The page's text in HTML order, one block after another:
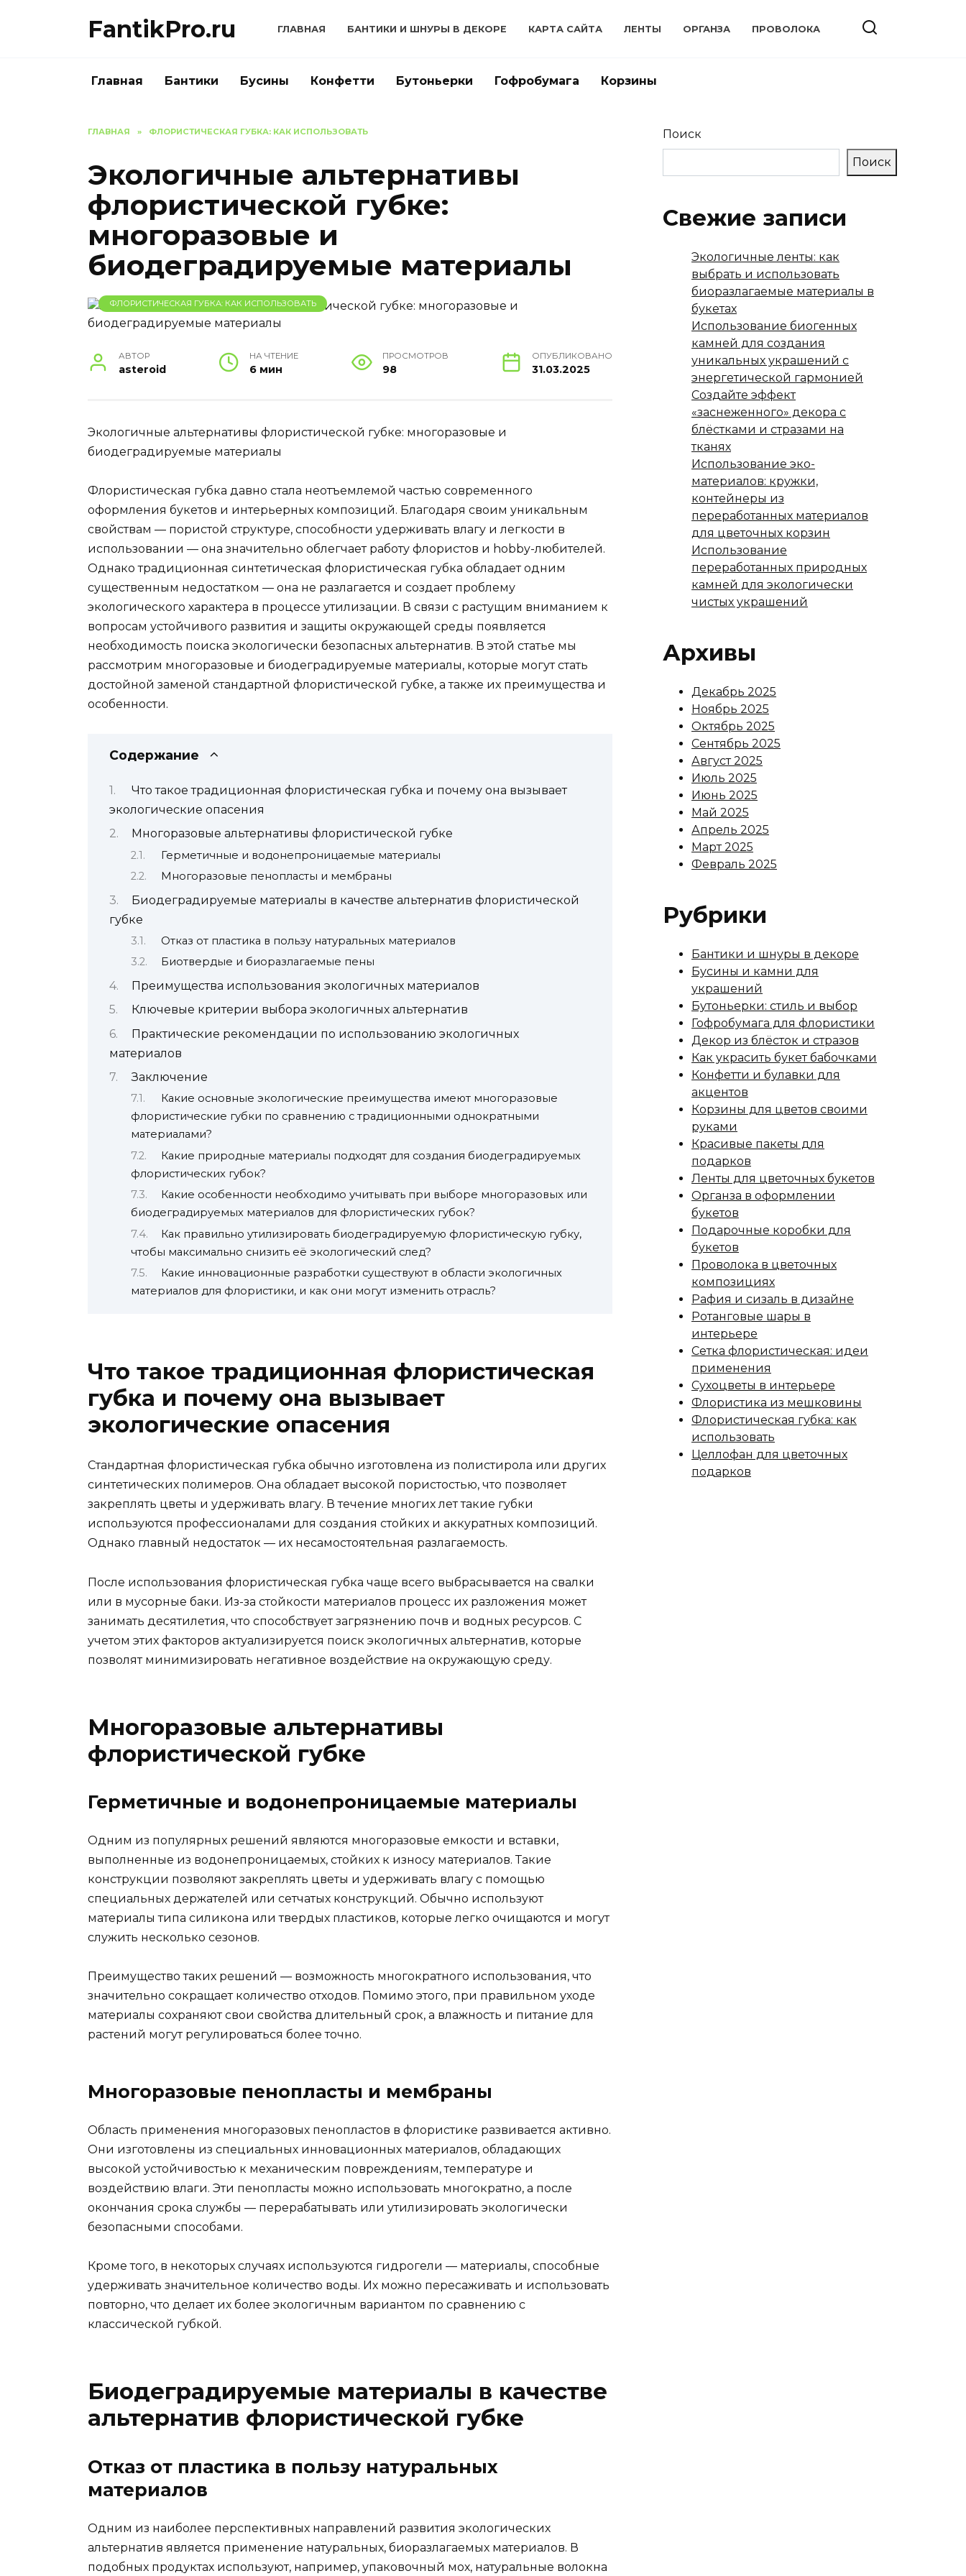
FantikPro.ru ГЛАВНАЯ БАНТИКИ И ШНУРЫ В ДЕКОРЕ КАРТА САЙТА ЛЕНТЫ ОРГАНЗА ПРОВОЛОКА
Главная Бантики Бусины Конфетти Бутоньерки Гофробумага Корзины
ГЛАВНАЯ » ФЛОРИСТИЧЕСКАЯ ГУБКА: КАК ИСПОЛЬЗОВАТЬ
Экологичные альтернативы
флористической губке:
многоразовые и
биодеградируемые материалы
ФЛОРИСТИЧЕСКАЯ ГУБКА: КАК ИСПОЛЬЗОВАТЬ
АВТОР
asteroid
НА ЧТЕНИЕ
6 мин
ПРОСМОТРОВ
98
ОПУБЛИКОВАНО
31.03.2025
Экологичные альтернативы флористической губке: многоразовые и
биодеградируемые материалы
Флористическая губка давно стала неотъемлемой частью современного
оформления букетов и интерьерных композиций. Благодаря своим уникальным
свойствам — пористой структуре, способности удерживать влагу и легкости в
использовании — она значительно облегчает работу флористов и hobby-любителей.
Однако традиционная синтетическая флористическая губка обладает одним
существенным недостатком — она не разлагается и создает проблему
экологического характера в процессе утилизации. В связи с растущим вниманием к
вопросам устойчивого развития и защиты окружающей среды появляется
необходимость поиска экологически безопасных альтернатив. В этой статье мы
рассмотрим многоразовые и биодеградируемые материалы, которые могут стать
достойной заменой стандартной флористической губке, а также их преимущества и
особенности.
Содержание
Что такое традиционная флористическая губка и почему она вызывает
экологические опасения
Многоразовые альтернативы флористической губке
Герметичные и водонепроницаемые материалы
Многоразовые пенопласты и мембраны
Биодеградируемые материалы в качестве альтернатив флористической
губке
Отказ от пластика в пользу натуральных материалов
Биотвердые и биоразлагаемые пены
Преимущества использования экологичных материалов
Ключевые критерии выбора экологичных альтернатив
Практические рекомендации по использованию экологичных
материалов
Заключение
Какие основные экологические преимущества имеют многоразовые
флористические губки по сравнению с традиционными однократными
материалами?
Какие природные материалы подходят для создания биодеградируемых
флористических губок?
Какие особенности необходимо учитывать при выборе многоразовых или
биодеградируемых материалов для флористических губок?
Как правильно утилизировать биодеградируемую флористическую губку,
чтобы максимально снизить её экологический след?
Какие инновационные разработки существуют в области экологичных
материалов для флористики, и как они могут изменить отрасль?
Что такое традиционная флористическая
губка и почему она вызывает
экологические опасения
Стандартная флористическая губка обычно изготовлена из полистирола или других
синтетических полимеров. Она обладает высокой пористостью, что позволяет
закреплять цветы и удерживать влагу. В течение многих лет такие губки
используются профессионалами для создания стойких и аккуратных композиций.
Однако главный недостаток — их несамостоятельная разлагаемость.
После использования флористическая губка чаще всего выбрасывается на свалки
или в мусорные баки. Из-за стойкости материалов процесс их разложения может
занимать десятилетия, что способствует загрязнению почв и водных ресурсов. С
учетом этих факторов актуализируется поиск экологичных альтернатив, которые
позволят минимизировать негативное воздействие на окружающую среду.
Многоразовые альтернативы
флористической губке
Герметичные и водонепроницаемые материалы
Одним из популярных решений являются многоразовые емкости и вставки,
выполненные из водонепроницаемых, стойких к износу материалов. Такие
конструкции позволяют закреплять цветы и удерживать влагу с помощью
специальных держателей или сетчатых конструкций. Обычно используют
материалы типа силикона или твердых пластиков, которые легко очищаются и могут
служить несколько сезонов.
Преимущество таких решений — возможность многократного использования, что
значительно сокращает количество отходов. Помимо этого, при правильном уходе
материалы сохраняют свои свойства длительный срок, а влажность и питание для
растений могут регулироваться более точно.
Многоразовые пенопласты и мембраны
Область применения многоразовых пенопластов в флористике развивается активно.
Они изготовлены из специальных инновационных материалов, обладающих
высокой устойчивостью к механическим повреждениям, температуре и
воздействию влаги. Эти пенопласты можно использовать многократно, а после
окончания срока службы — перерабатывать или утилизировать экологически
безопасными способами.
Кроме того, в некоторых случаях используются гидрогели — материалы, способные
удерживать значительное количество воды. Их можно пересаживать и использовать
повторно, что делает их более экологичным вариантом по сравнению с
классической губкой.
Биодеградируемые материалы в качестве
альтернатив флористической губке
Отказ от пластика в пользу натуральных
материалов
Одним из наиболее перспективных направлений развития экологических
альтернатив является применение натуральных, биоразлагаемых материалов. В
подобных продуктах используют, например, упаковочный мох, натуральные волокна
Поиск
Поиск
Свежие записи
Экологичные ленты: как
выбрать и использовать
биоразлагаемые материалы в
букетах
Использование биогенных
камней для создания
уникальных украшений с
энергетической гармонией
Создайте эффект
«заснеженного» декора с
блёстками и стразами на
тканях
Использование эко-
материалов: кружки,
контейнеры из
переработанных материалов
для цветочных корзин
Использование
переработанных природных
камней для экологически
чистых украшений
Архивы
Декабрь 2025
Ноябрь 2025
Октябрь 2025
Сентябрь 2025
Август 2025
Июль 2025
Июнь 2025
Май 2025
Апрель 2025
Март 2025
Февраль 2025
Рубрики
Бантики и шнуры в декоре
Бусины и камни для
украшений
Бутоньерки: стиль и выбор
Гофробумага для флористики
Декор из блёсток и стразов
Как украсить букет бабочками
Конфетти и булавки для
акцентов
Корзины для цветов своими
руками
Красивые пакеты для
подарков
Ленты для цветочных букетов
Органза в оформлении
букетов
Подарочные коробки для
букетов
Проволока в цветочных
композициях
Рафия и сизаль в дизайне
Ротанговые шары в
интерьере
Сетка флористическая: идеи
применения
Сухоцветы в интерьере
Флористика из мешковины
Флористическая губка: как
использовать
Целлофан для цветочных
подарков